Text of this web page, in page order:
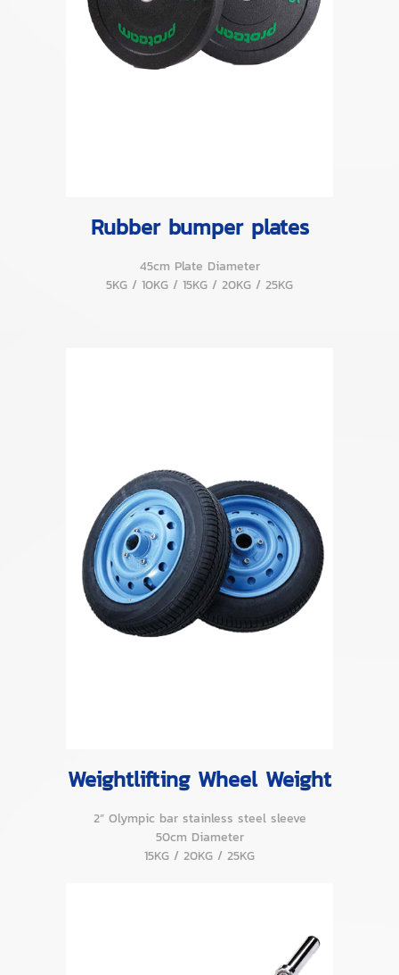
Rubber bumper plates
45cm Plate Diameter
5KG / 10KG / 15KG / 20KG / 25KG
Weightlifting Wheel Weight
2” Olympic bar stainless steel sleeve
50cm Diameter
15KG / 20KG / 25KG